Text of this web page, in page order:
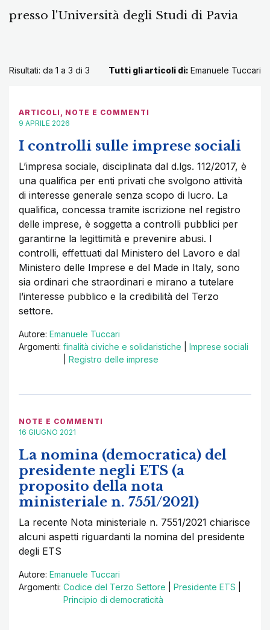
presso l'Università degli Studi di Pavia
Risultati: da 1 a 3 di 3 Tutti gli articoli di: Emanuele Tuccari
ARTICOLI
NOTE E COMMENTI
9 APRILE 2026
I controlli sulle imprese sociali
L’impresa sociale, disciplinata dal d.lgs. 112/2017, è
una qualifica per enti privati che svolgono attività
di interesse generale senza scopo di lucro. La
qualifica, concessa tramite iscrizione nel registro
delle imprese, è soggetta a controlli pubblici per
garantirne la legittimità e prevenire abusi. I
controlli, effettuati dal Ministero del Lavoro e dal
Ministero delle Imprese e del Made in Italy, sono
sia ordinari che straordinari e mirano a tutelare
l’interesse pubblico e la credibilità del Terzo
settore.
Autore: Emanuele Tuccari
Argomenti: finalità civiche e solidaristiche
Imprese sociali
Registro delle imprese
NOTE E COMMENTI
16 GIUGNO 2021
La nomina (democratica) del
presidente negli ETS (a
proposito della nota
ministeriale n. 7551/2021)
La recente Nota ministeriale n. 7551/2021 chiarisce
alcuni aspetti riguardanti la nomina del presidente
degli ETS
Autore: Emanuele Tuccari
Argomenti: Codice del Terzo Settore Presidente ETS
Principio di democraticità